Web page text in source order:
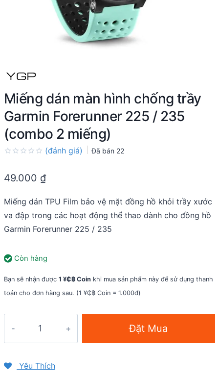
Miếng dán màn hình chống trầy
Garmin Forerunner 225 / 235
(combo 2 miếng)
out
(đánh giá) Đã bán 22
49.000 ₫
Miếng dán TPU Film bảo vệ mặt đồng hồ khỏi trầy xước
va đập trong các hoạt động thể thao dành cho đồng hồ
Garmin Forerunner 225 / 235
Còn hàng
Bạn sẽ nhận được 1 ¥₵฿ Coin khi mua sản phẩm này để sử dụng thanh
toán cho đơn hàng sau. (1 ¥₵฿ Coin = 1.000đ)
hình
Đặt Mua
Yêu Thích